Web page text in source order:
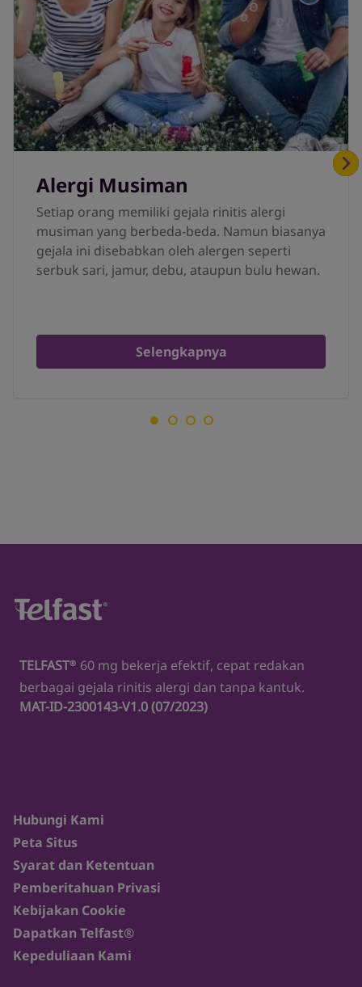
Alergi Musiman
Setiap orang memiliki gejala rinitis alergi
musiman yang berbeda-beda. Namun biasanya
gejala ini disebabkan oleh alergen seperti
serbuk sari, jamur, debu, ataupun bulu hewan.
Selengkapnya
TELFAST® 60 mg bekerja efektif, cepat redakan
berbagai gejala rinitis alergi dan tanpa kantuk.
MAT-ID-2300143-V1.0 (07/2023)
Hubungi Kami
Peta Situs
Syarat dan Ketentuan
Pemberitahuan Privasi
Kebijakan Cookie
Dapatkan Telfast®
Kepeduliaan Kami